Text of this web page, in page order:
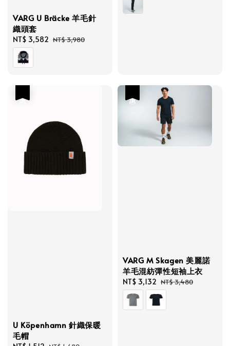
VARG U Bräcke 羊毛針
織頭套
Sale
price
NT$ 3,582 Regular
NT$ 3,980
U Köpenhamn 針織保暖
毛帽
VARG M Skagen 美麗諾
羊毛混紡彈性短袖上衣
Sale
price
NT$ 3,132 Regular
price
NT$ 3,480